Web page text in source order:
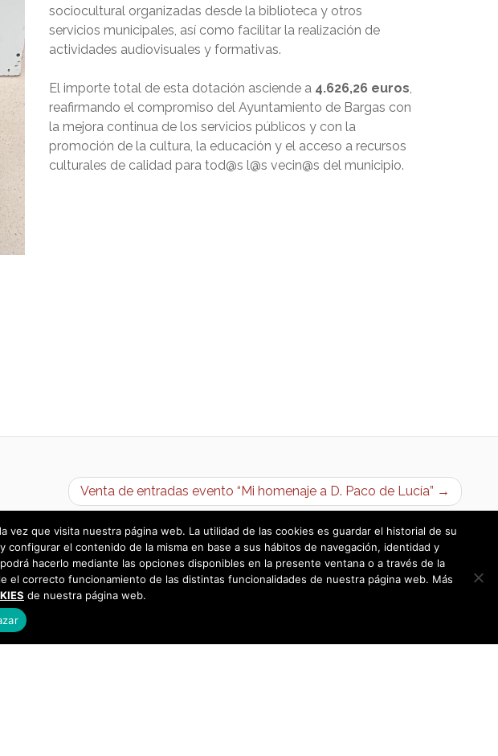
sociocultural organizadas desde la biblioteca y otros
servicios municipales, así como facilitar la realización de
actividades audiovisuales y formativas.
El importe total de esta dotación asciende a 4.626,26 euros,
reafirmando el compromiso del Ayuntamiento de Bargas con
la mejora continua de los servicios públicos y con la
promoción de la cultura, la educación y el acceso a recursos
culturales de calidad para tod@s l@s vecin@s del municipio.
Venta de entradas evento “Mi homenaje a D. Paco de Lucía” →
que visita nuestra página web. La utilidad de las cookies es guardar el historial de su
el contenido de la misma en base a sus hábitos de navegación, identidad y
hacerlo mediante las opciones disponibles en la presente ventana o a través de la
el correcto funcionamiento de las distintas funcionalidades de nuestra página web. Más
de nuestra página web.